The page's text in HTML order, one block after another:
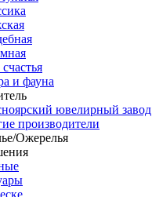
и фауна
ювелирный завод
производители
Ожерелья